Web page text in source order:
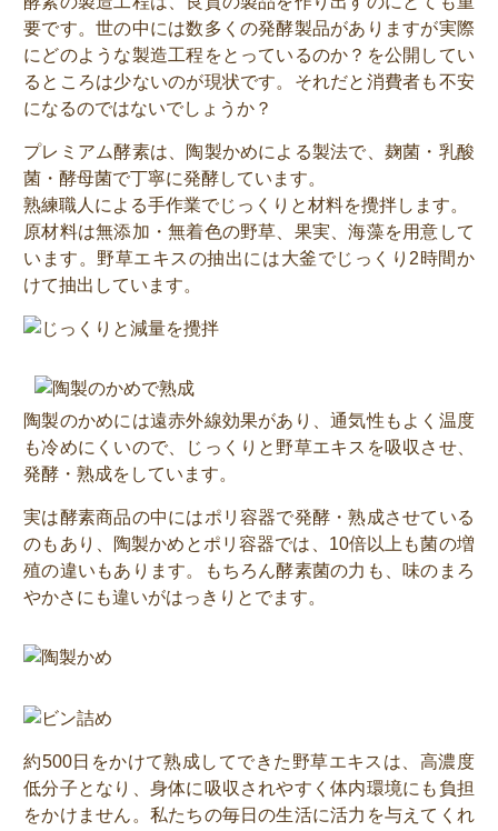
要です。世の中には数多くの発酵製品がありますが実際
にどのような製造工程をとっているのか？を公開してい
るところは少ないのが現状です。それだと消費者も不安
になるのではないでしょうか？
プレミアム酵素は、陶製かめによる製法で、麹菌・乳酸
菌・酵母菌で丁寧に発酵しています。
熟練職人による手作業でじっくりと材料を攪拌します。
原材料は無添加・無着色の野草、果実、海藻を用意して
います。野草エキスの抽出には大釜でじっくり2時間か
けて抽出しています。
陶製のかめには遠赤外線効果があり、通気性もよく温度
も冷めにくいので、じっくりと野草エキスを吸収させ、
発酵・熟成をしています。
実は酵素商品の中にはポリ容器で発酵・熟成させている
のもあり、陶製かめとポリ容器では、10倍以上も菌の増
殖の違いもあります。もちろん酵素菌の力も、味のまろ
やかさにも違いがはっきりとでます。
約500日をかけて熟成してできた野草エキスは、高濃度
低分子となり、身体に吸収されやすく体内環境にも負担
をかけません。私たちの毎日の生活に活力を与えてくれ